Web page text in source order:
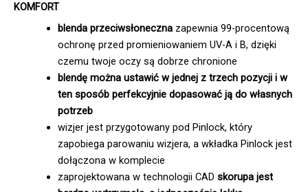
KOMFORT
blenda przeciwsłonecznazapewnia 99-procentową
ochronę przed promieniowaniem UV-A i B, dzięki
czemu twoje oczy są dobrze chronione
blendę można ustawić w jednej z trzech pozycji i w
ten sposób perfekcyjnie dopasować ją do własnych
potrzeb
wizjer jest przygotowany pod Pinlock, który
zapobiega parowaniu wizjera, a wkładka Pinlock jest
dołączona w komplecie
zaprojektowana w technologii CAD skorupa jest